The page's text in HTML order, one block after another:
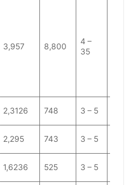
3,957 8,800
4 –
35
2,3126 748 3 – 5
2,295 743 3 – 5
1,6236 525 3 – 5